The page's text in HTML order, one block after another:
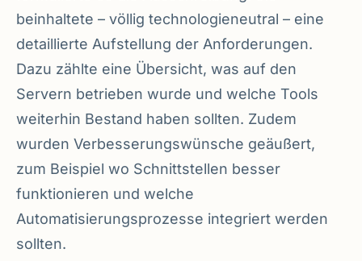
beinhaltete – völlig technologieneutral – eine
detaillierte Aufstellung der Anforderungen.
Dazu zählte eine Übersicht, was auf den
Servern betrieben wurde und welche Tools
weiterhin Bestand haben sollten. Zudem
wurden Verbesserungswünsche geäußert,
zum Beispiel wo Schnittstellen besser
funktionieren und welche
Automatisierungsprozesse integriert werden
sollten.